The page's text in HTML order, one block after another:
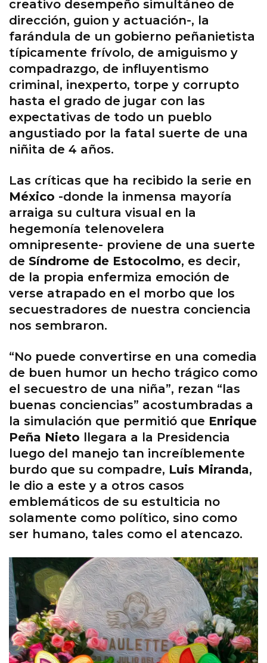
creativo desempeño simultáneo de
dirección, guion y actuación-, la
farándula de un gobierno peñanietista
típicamente frívolo, de amiguismo y
compadrazgo, de influyentismo
criminal, inexperto, torpe y corrupto
hasta el grado de jugar con las
expectativas de todo un pueblo
angustiado por la fatal suerte de una
niñita de 4 años.
Las críticas que ha recibido la serie en
México -donde la inmensa mayoría
arraiga su cultura visual en la
hegemonía telenovelera
omnipresente- proviene de una suerte
de Síndrome de Estocolmo, es decir,
de la propia enfermiza emoción de
verse atrapado en el morbo que los
secuestradores de nuestra conciencia
nos sembraron.
“No puede convertirse en una comedia
de buen humor un hecho trágico como
el secuestro de una niña”, rezan “las
buenas conciencias” acostumbradas a
la simulación que permitió que Enrique
Peña Nieto llegara a la Presidencia
luego del manejo tan increíblemente
burdo que su compadre, Luis Miranda,
le dio a este y a otros casos
emblemáticos de su estulticia no
solamente como político, sino como
ser humano, tales como el atencazo.